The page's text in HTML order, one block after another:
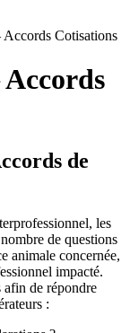
Accords Cotisations
Accords
de
les
de questions
animale concernée,
impacté.
de répondre
: